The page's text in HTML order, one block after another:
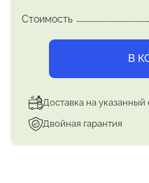
Стоимость
В
Доставка на
Двойная гарантия